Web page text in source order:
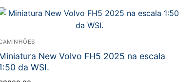
New Volvo FH5 2025 na escala
da WSI.